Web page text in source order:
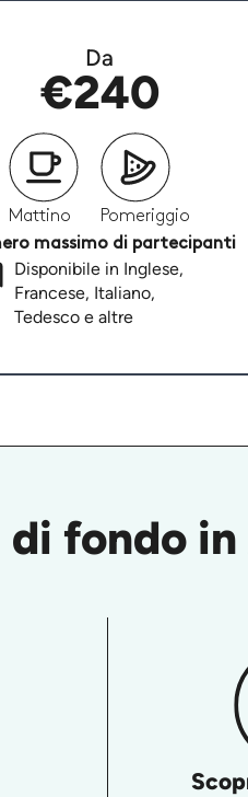
Da
€240
Mattino
Pomeriggio
massimo di partecipanti
Disponibile in Inglese,
Francese, Italiano,
Tedesco e altre
fondo